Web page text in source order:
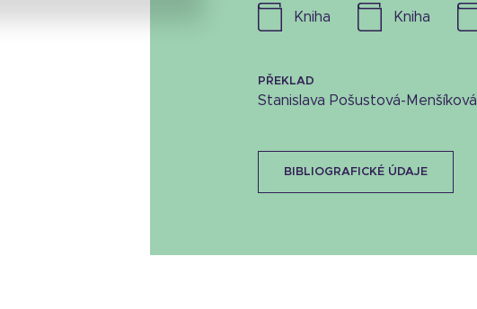
kniha kniha
PŘEKLAD
Stanislava Pošustová-Menšíková
BIBLIOGRAFICKÉ ÚDAJE